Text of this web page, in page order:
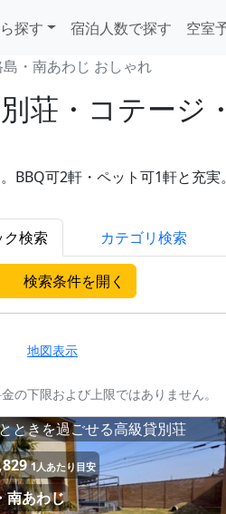
探す 宿泊人数で探す 空室
・南あわじ おしゃれ
荘・コテージ
BBQ可2軒・ペット可1軒と充
ク検索 カテゴリ検索
検索条件を開く
地図表示
の下限および上限ではありません。
ときを過ごせる高級貸別荘
1人あたり目安
南あわじ